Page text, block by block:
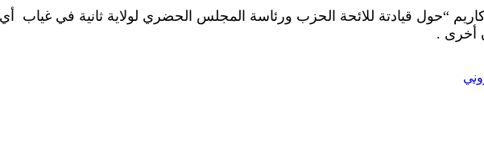
“حول قيادتة للائحة الحزب ورئاسة المجلس الحضري لولاية ثانية في غياب أي
أخرى .